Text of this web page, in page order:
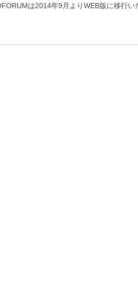
は2014年9月よりWEB版に移行い